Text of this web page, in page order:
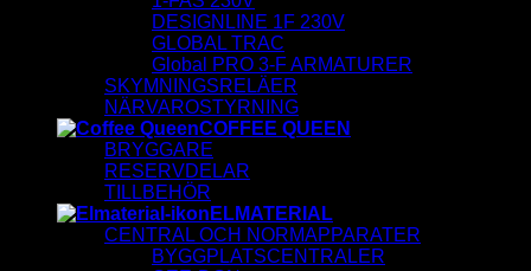
DESIGNLINE 1F 230V
GLOBAL TRAC
Global PRO 3-F ARMATURER
SKYMNINGSRELÄER
NÄRVAROSTYRNING
COFFEE QUEEN
BRYGGARE
RESERVDELAR
TILLBEHÖR
ELMATERIAL
CENTRAL OCH NORMAPPARATER
BYGGPLATSCENTRALER